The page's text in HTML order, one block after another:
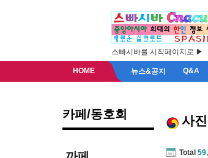
스빠시바를 시작페이지로 ▶
HOME 뉴스&공지 Q&A
카페/동호회 사
Total